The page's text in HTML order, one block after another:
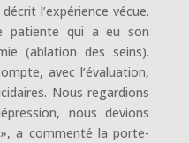
l’expérience vécue.
patiente qui a eu son
(ablation des seins).
avec l’évaluation,
Nous regardions
nous devions
a commenté la porte-